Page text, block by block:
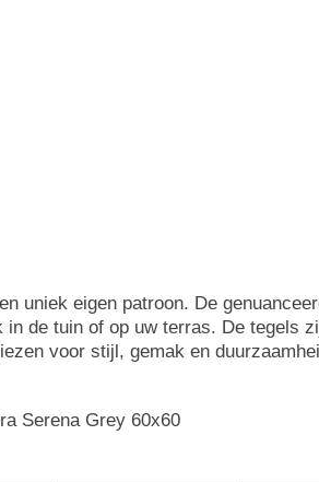
uniek eigen patroon. De
de tuin of op uw terras. De tegels
voor stijl, gemak en